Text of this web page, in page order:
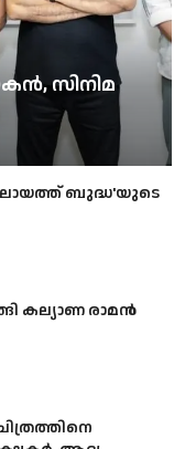
സിനിമ
ബുദ്ധ'യുടെ
കല്യാണ രാമൻ